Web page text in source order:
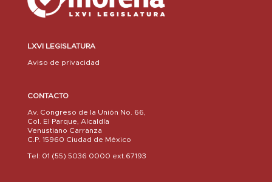
LXVI LEGISLATURA
Aviso de privacidad
CONTACTO
Av. Congreso de la Unión No. 66,
Col. El Parque, Alcaldía
Venustiano Carranza
C.P. 15960 Ciudad de México
Tel: 01 (55) 5036 0000 ext.67193